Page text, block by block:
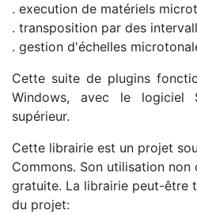
. execution de matériels
. transposition par des
. gestion d'échelles
Cette suite de plugins
Windows, avec le logiciel
supérieur.
Cette librairie est un projet
Commons. Son utilisation non
gratuite. La librairie peut-être
du projet: